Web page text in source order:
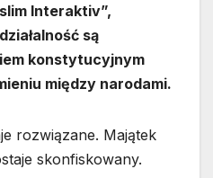
Interaktiv”,
są
konstytucyjnym
między narodami.
rozwiązane. Majątek
skonfiskowany.